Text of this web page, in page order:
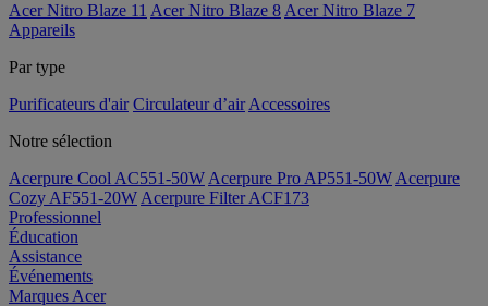
Acer Nitro Blaze 11 Acer Nitro Blaze 8 Acer Nitro Blaze 7
Appareils
Par type
Purificateurs d'air Circulateur d’air Accessoires
Notre sélection
Acerpure Cool AC551-50W Acerpure Pro AP551-50W Acerpure
Cozy AF551-20W Acerpure Filter ACF173
Professionnel
Éducation
Assistance
Événements
Marques Acer